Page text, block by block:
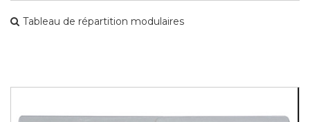
Tableau de répartition modulaires